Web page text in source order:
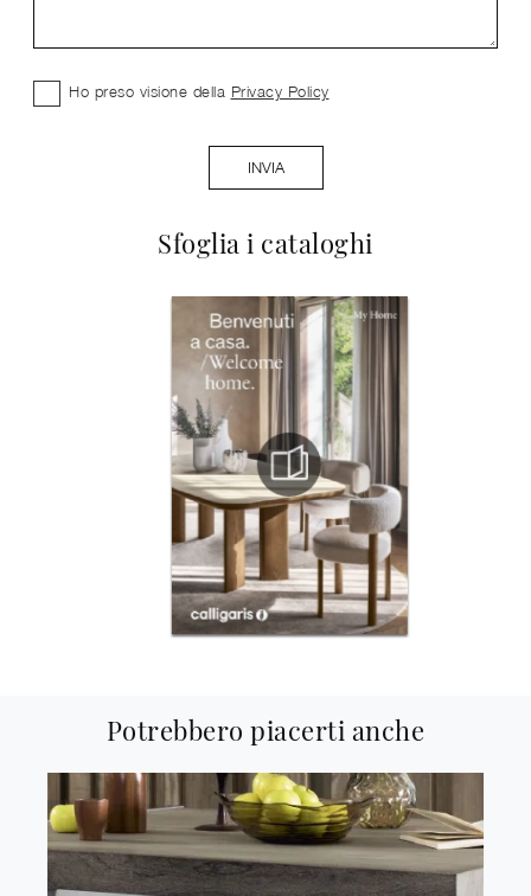
Sfoglia i cataloghi
Ho preso visione della Privacy Policy
INVIA
Potrebbero piacerti anche